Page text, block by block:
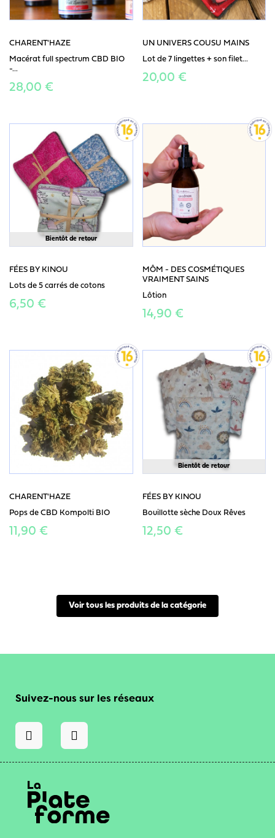
CHARENT'HAZE
Macérat full spectrum CBD BIO
-...
28,00 €
UN UNIVERS COUSU MAINS
Lot de 7 lingettes + son filet...
20,00 €
Bientôt de retour
FÉES BY KINOU
Lots de 5 carrés de cotons
6,50 €
MÔM - DES COSMÉTIQUES
VRAIMENT SAINS
Lôtion
14,90 €
CHARENT'HAZE
Pops de CBD Kompolti BIO
11,90 €
Bientôt de retour
FÉES BY KINOU
Bouillotte sèche Doux Rêves
12,50 €
Voir tous les produits de la catégorie
Suivez-nous sur les réseaux